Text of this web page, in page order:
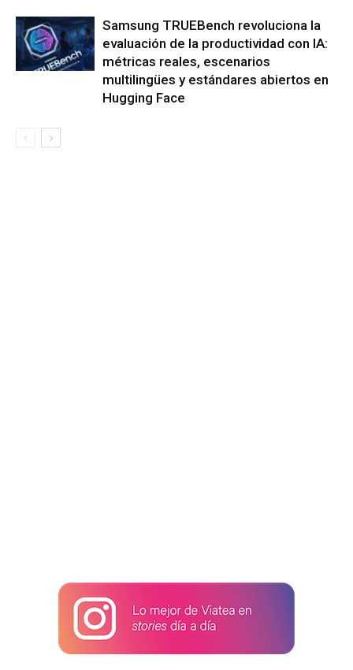
Samsung TRUEBench revoluciona la
evaluación de la productividad con IA:
métricas reales, escenarios
multilingües y estándares abiertos en
Hugging Face